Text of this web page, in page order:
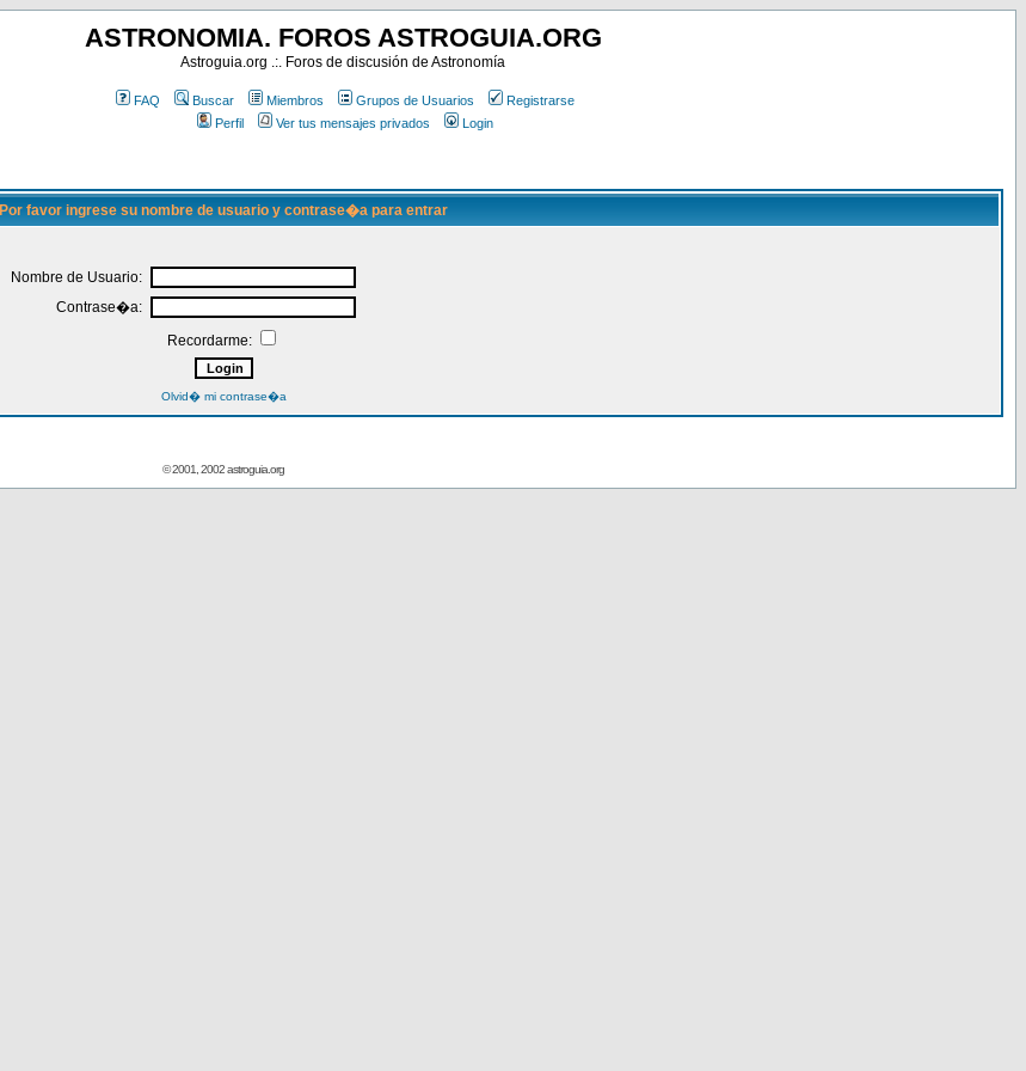
ASTRONOMIA. FOROS ASTROGUIA.ORG
Astroguia.org .:. Foros de discusión de Astronomía
FAQ Buscar Miembros Grupos de Usuarios
Registrarse
Perfil
Ver tus mensajes privados Login
Por favor ingrese su nombre de usuario y contrase�a para entrar
Nombre de Usuario:
Contrase�a:
Recordarme:
Olvid� mi contrase�a
© 2001, 2002 astroguia.org